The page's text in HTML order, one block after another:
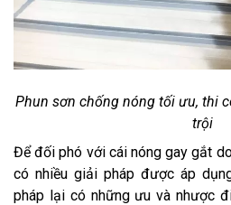
Phun sơn chống nóng tối ưu, thi
trội
Để đối phó với cái nóng gay gắt
có nhiều giải pháp được áp
pháp lại có những ưu và nhược